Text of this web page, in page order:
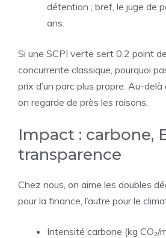
détention ; bref, le juge de
ans.
Si une SCPI verte sert 0,2 point
concurrente classique, pourquoi
prix d’un parc plus propre. Au-delà
on regarde de près les raisons.
Impact : carbone,
transparence
Chez nous, on aime les doubles
pour la finance, l’autre pour le
Intensité carbone (kg CO₂/